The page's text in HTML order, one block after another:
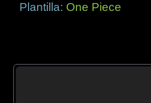
Plantilla: One Piece